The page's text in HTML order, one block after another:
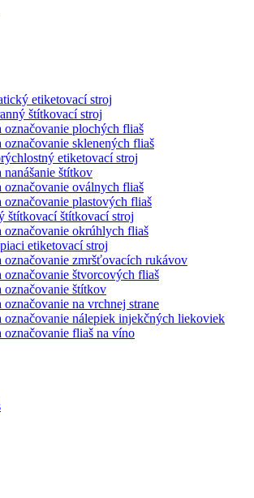
etiketovací stroj
štítkovací stroj
označovanie plochých fliaš
označovanie sklenených fliaš
etiketovací stroj
nanášanie štítkov
označovanie oválnych fliaš
označovanie plastových fliaš
štítkovací štítkovací stroj
označovanie okrúhlych fliaš
etiketovací stroj
označovanie zmršťovacích rukávov
označovanie štvorcových fliaš
označovanie štítkov
označovanie na vrchnej strane
označovanie nálepiek injekčných liekoviek
označovanie fliaš na víno